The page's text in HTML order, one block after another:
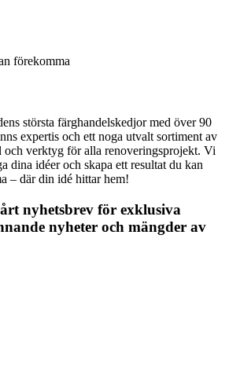
förekomma
största färghandelskedjor med över 90
expertis och ett noga utvalt sortiment av
och verktyg för alla renoveringsprojekt. Vi
dina idéer och skapa ett resultat du kan
– där din idé hittar hem!
nyhetsbrev för exklusiva
nyheter och mängder av